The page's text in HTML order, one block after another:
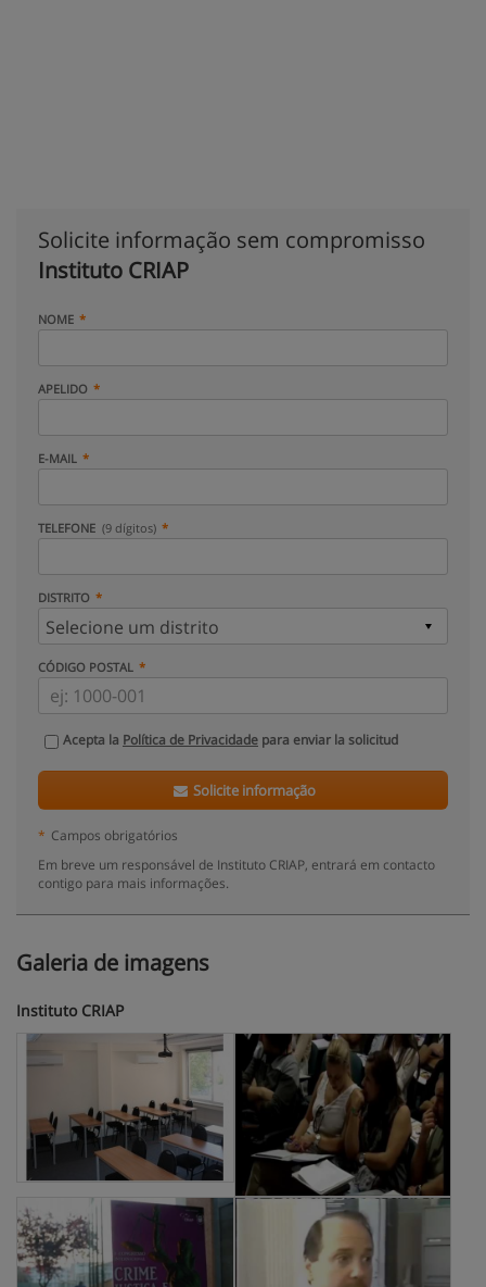
Solicite informação sem compromisso
Instituto CRIAP
NOME
APELIDO
E-MAIL
TELEFONE (9 dígitos)
DISTRITO
CÓDIGO POSTAL
Acepta la Política de Privacidade para enviar la solicitud
Solicite informação
* Campos obrigatórios
Em breve um responsável de Instituto CRIAP, entrará em contacto
contigo para mais informações.
Galeria de imagens
Instituto CRIAP